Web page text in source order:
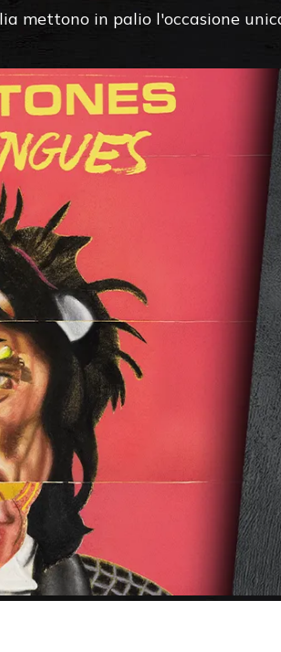
mettono in palio l'occasione